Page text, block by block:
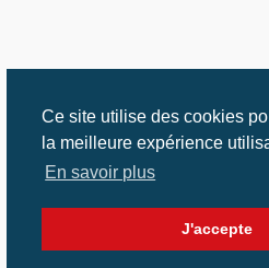
Ce site utilise des cookies
la meilleure expérience
En savoir plus
J'accepte